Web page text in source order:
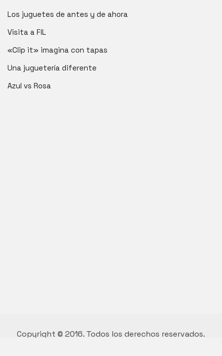
Los juguetes de antes y de ahora
Visita a FIL
«Clip it» imagina con tapas
Una juguetería diferente
Azul vs Rosa
Copyright © 2016. Todos los derechos reservados.